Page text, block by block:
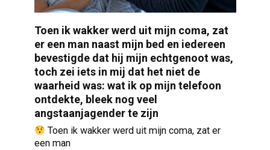
Toen ik wakker werd uit mijn coma, zat
er een man naast mijn bed en iedereen
bevestigde dat hij mijn echtgenoot was,
toch zei iets in mij dat het niet de
waarheid was: wat ik op mijn telefoon
ontdekte, bleek nog veel
angstaanjagender te zijn
Toen ik wakker werd uit mijn coma, zat er
een man